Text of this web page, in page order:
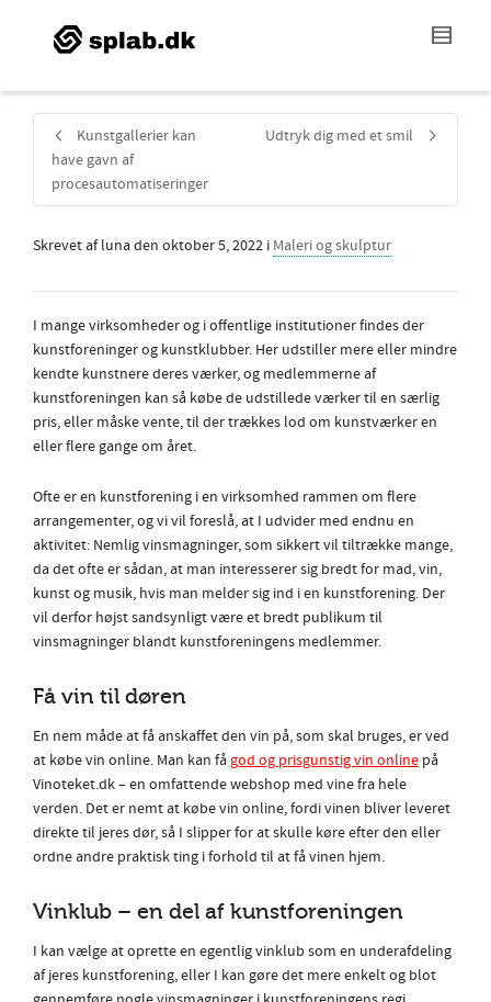
Kunstgallerier kan
have gavn af
procesautomatiseringer
Udtryk dig med et smil
Skrevet aflunaden oktober 5, 2022 i Maleri og skulptur
I mange virksomheder og i offentlige institutioner findes der
kunstforeninger og kunstklubber. Her udstiller mere eller mindre
kendte kunstnere deres værker, og medlemmerne af
kunstforeningen kan så købe de udstillede værker til en særlig
pris, eller måske vente, til der trækkes lod om kunstværker en
eller flere gange om året.
Ofte er en kunstforening i en virksomhed rammen om flere
arrangementer, og vi vil foreslå, at I udvider med endnu en
aktivitet: Nemlig vinsmagninger, som sikkert vil tiltrække mange,
da det ofte er sådan, at man interesserer sig bredt for mad, vin,
kunst og musik, hvis man melder sig ind i en kunstforening. Der
vil derfor højst sandsynligt være et bredt publikum til
vinsmagninger blandt kunstforeningens medlemmer.
Få vin til døren
En nem måde at få anskaffet den vin på, som skal bruges, er ved
at købe vin online. Man kan fågod og prisgunstig vin online på
Vinoteket.dk – en omfattende webshop med vine fra hele
verden. Det er nemt at købe vin online, fordi vinen bliver leveret
direkte til jeres dør, så I slipper for at skulle køre efter den eller
ordne andre praktisk ting i forhold til at få vinen hjem.
Vinklub – en del af kunstforeningen
I kan vælge at oprette en egentlig vinklub som en underafdeling
af jeres kunstforening, eller I kan gøre det mere enkelt og blot